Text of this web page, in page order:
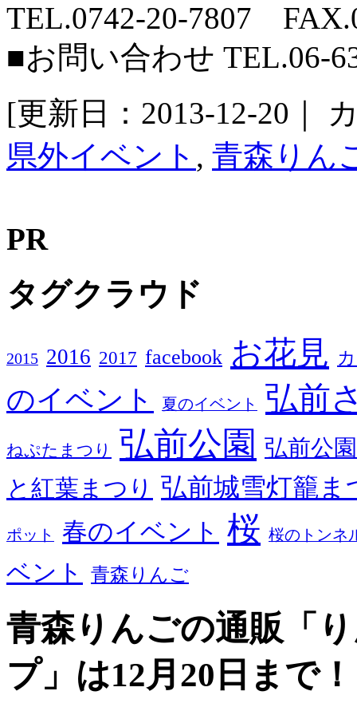
TEL.0742-20-7807
■お問い合わせ TEL.06-
[更新日：2013-12-20｜
県外イベント , 青森りん
PR
タグクラウド
2015 2016 2017 facebook お花見
のイベント 夏のイベント 弘前
ねぷたまつり 弘前公園 弘前公
と紅葉まつり 弘前城雪灯籠ま
ポット 春のイベント 桜 桜のトンネ
ベント 青森りんご
青森りんごの通販「
プ」は12月20日まで！